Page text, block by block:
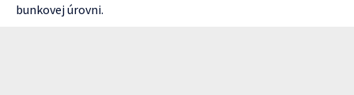
bunkovej úrovni.